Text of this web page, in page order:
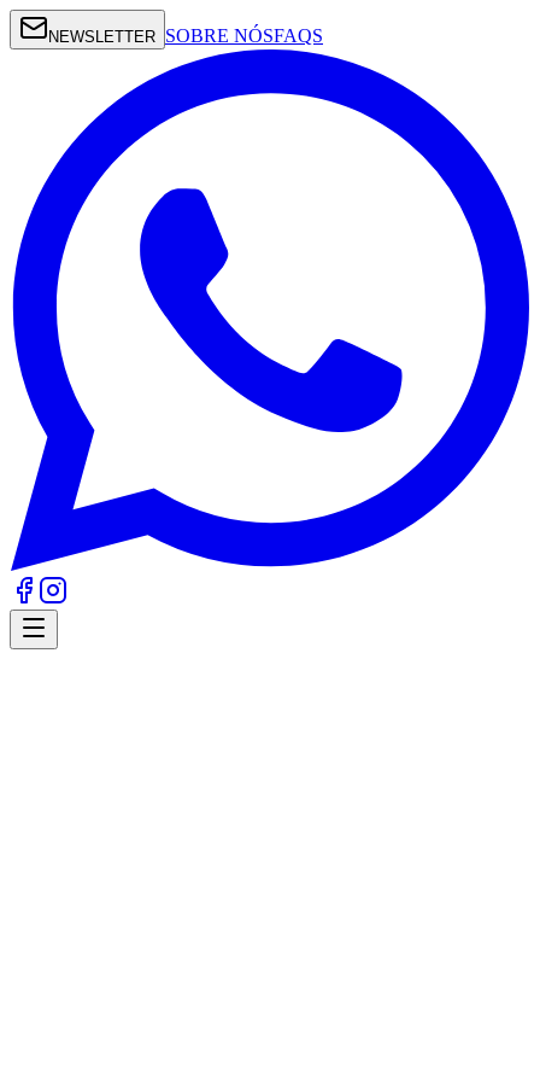
NEWSLETTER SOBRE NÓSFAQS